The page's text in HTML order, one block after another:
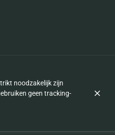
noodzakelijk zijn
geen tracking-